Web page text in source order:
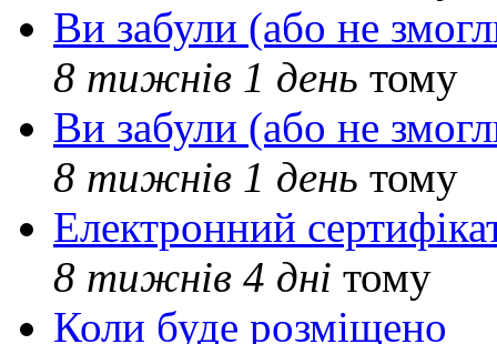
Ви забули (або не
8 тижнів 1 день тому
Ви забули (або не
8 тижнів 1 день тому
Електронний
8 тижнів 4 дні тому
Коли буде розміщено